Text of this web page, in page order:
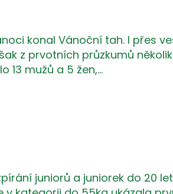
konal Vánoční tah. I přes
z prvotních průzkumů
13 mužů a 5 žen,…
juniorů a juniorek do 20